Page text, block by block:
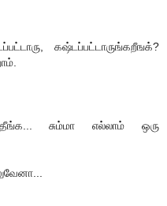
கஷ்டப்பட்டாருங்கறீஙக்?
சும்மா எல்லாம் ஒரு